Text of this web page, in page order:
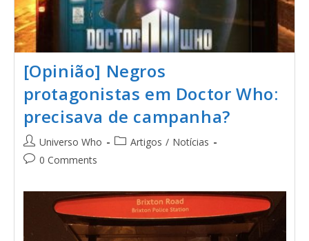
[Opinião] Negros
protagonistas em Doctor Who:
precisava de campanha?
Universo Who Artigos / Notícias
0 Comments